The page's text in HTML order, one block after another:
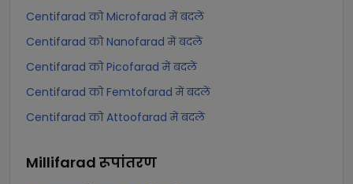
Centifarad को Microfarad में बदलें
Centifarad को Nanofarad में बदलें
Centifarad को Picofarad में बदलें
Centifarad को Femtofarad में बदलें
Centifarad को Attoofarad में बदलें
Millifarad रूपांतरण